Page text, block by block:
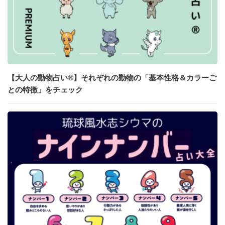
【大人の動物占い®】それぞれの動物の「基本性格＆カラーご
との特徴」をチェック